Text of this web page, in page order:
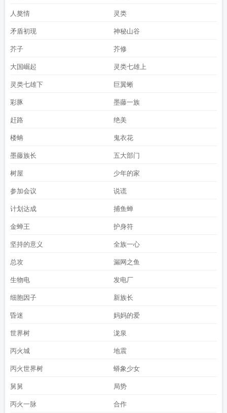
人獒情 灵类
矛盾初现 神秘山谷
芥子 芥修
大国崛起 灵类七雄上
灵类七雄下 巨翼蜥
彩豚 墨藤一族
赶路 绝美
楼蚺 鬼衣花
墨藤族长 五大部门
树屋 少年的家
参加会议 说谎
计划达成 捕鱼蝉
金蝉王 护身符
坚持的意义 全族一心
总攻 漏网之鱼
生物电 发电厂
细胞因子 新族长
昏迷 妈妈的爱
世界树 泷泉
丙火城 地震
丙火世界树 蟒象少女
舅舅 局势
丙火一脉 合作